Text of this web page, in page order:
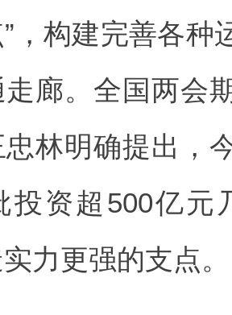
，构建完善各
廊。全国两会
林明确提出，
投资超500亿元
力更强的支点。